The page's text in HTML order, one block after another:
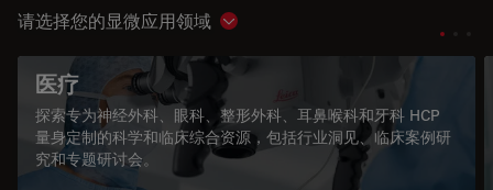
请选择您的显微应用领域 Show subnavigation
医疗
探索专为神经外科、眼科、整形外科、耳鼻喉科和牙科 HCP
量身定制的科学和临床综合资源，包括行业洞见、临床案例研
究和专题研讨会。